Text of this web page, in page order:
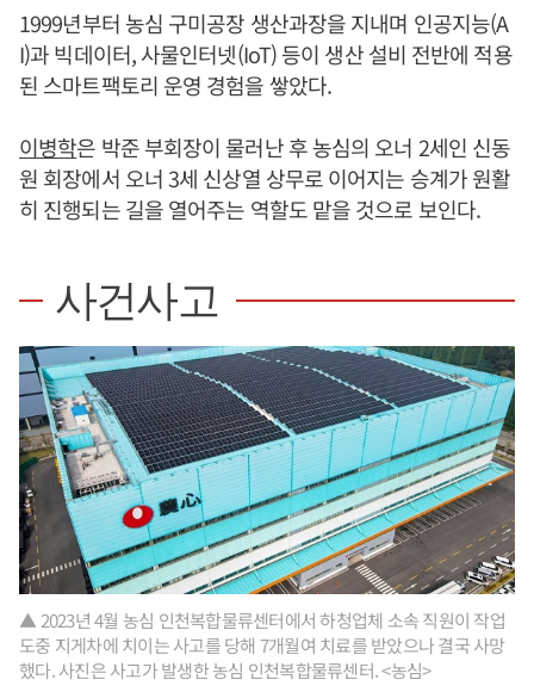
1999년부터 농심 구미공장 생산과장을 지내며 인공지능(A
I)과 빅데이터, 사물인터넷(IoT) 등이 생산 설비 전반에 적용
된 스마트팩토리 운영 경험을 쌓았다.
이병학은 박준 부회장이 물러난 후 농심의 오너 2세인 신동
원 회장에서 오너 3세 신상열 상무로 이어지는 승계가 원활
히 진행되는 길을 열어주는 역할도 맡을 것으로 보인다.
사건사고
▲ 2023년 4월 농심 인천복합물류센터에서 하청업체 소속 직원이 작업
도중 지게차에 치이는 사고를 당해 7개월여 치료를 받았으나 결국 사망
했다. 사진은 사고가 발생한 농심 인천복합물류센터. <농심>